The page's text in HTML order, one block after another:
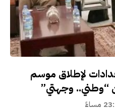
لإطلاق موسم
“وطني.. وجهتي”